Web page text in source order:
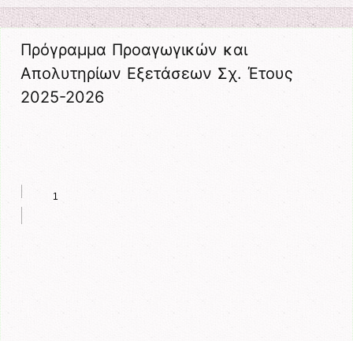
Πρόγραμμα Προαγωγικών και
Απολυτηρίων Εξετάσεων Σχ. Έτους
2025-2026